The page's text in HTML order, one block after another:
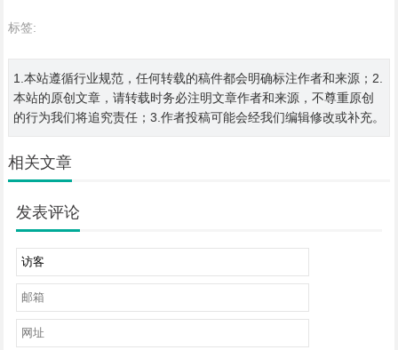
标签:
1.本站遵循行业规范，任何转载的稿件都会明确标注作者和来源；2.
本站的原创文章，请转载时务必注明文章作者和来源，不尊重原创
的行为我们将追究责任；3.作者投稿可能会经我们编辑修改或补充。
相关文章
发表评论